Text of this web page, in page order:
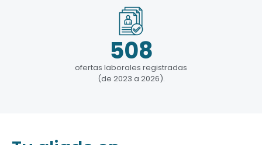
508
ofertas laborales registradas
(de 2023 a 2026).